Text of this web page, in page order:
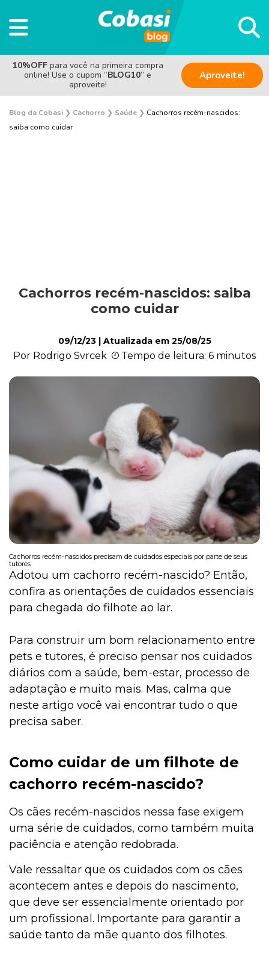
10%OFF para você na primeira compra
online! Use o cupom “BLOG10” e
aproveite!
Aproveite!
Blog da Cobasi ❯ Cachorro ❯ Saúde ❯ Cachorros recém-nascidos:
saiba como cuidar
Alimentação
Curiosidades
Higiene
Cachorros recém-nascidos: saiba
como cuidar
09/12/23| Atualizada em 25/08/25
Por Rodrigo Svrcek Tempo de leitura: 6 minutos
Cachorros recém-nascidos precisam de cuidados especiais por parte de seus
tutores
Adotou um cachorro recém-nascido? Então,
confira as orientações de cuidados essenciais
para chegada do filhote ao lar.
Para construir um bom relacionamento entre
pets e tutores, é preciso pensar nos cuidados
diários com a saúde, bem-estar, processo de
adaptação e muito mais. Mas, calma que
neste artigo você vai encontrar tudo o que
precisa saber.
Como cuidar de um filhote de
cachorro recém-nascido?
Os cães recém-nascidos nessa fase exigem
uma série de cuidados, como também muita
paciência e atenção redobrada.
Vale ressaltar que os cuidados com os cães
acontecem antes e depois do nascimento,
que deve ser essencialmente orientado por
um profissional. Importante para garantir a
saúde tanto da mãe quanto dos filhotes.